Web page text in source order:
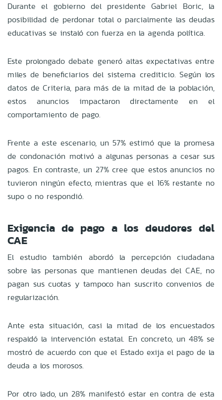
Durante el gobierno del presidente Gabriel Boric, la
posibilidad de perdonar total o parcialmente las deudas
educativas se instaló con fuerza en la agenda política.
Este prolongado debate generó altas expectativas entre
miles de beneficiarios del sistema crediticio. Según los
datos de Criteria, para más de la mitad de la población,
estos anuncios impactaron directamente en el
comportamiento de pago.
Frente a este escenario, un 57% estimó que la promesa
de condonación motivó a algunas personas a cesar sus
pagos. En contraste, un 27% cree que estos anuncios no
tuvieron ningún efecto, mientras que el 16% restante no
supo o no respondió.
Exigencia de pago a los deudores del
CAE
El estudio también abordó la percepción ciudadana
sobre las personas que mantienen deudas del CAE, no
pagan sus cuotas y tampoco han suscrito convenios de
regularización.
Ante esta situación, casi la mitad de los encuestados
respaldó la intervención estatal. En concreto, un 48% se
mostró de acuerdo con que el Estado exija el pago de la
deuda a los morosos.
Por otro lado, un 28% manifestó estar en contra de esta